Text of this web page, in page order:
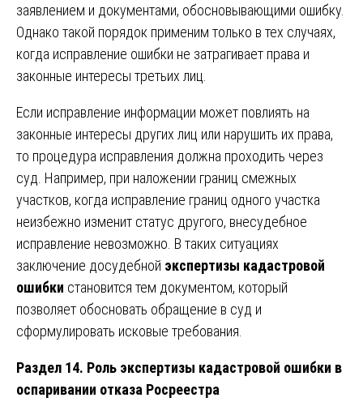
заявлением и документами, обосновывающими ошибку.
Однако такой порядок применим только в тех случаях,
когда исправление ошибки не затрагивает права и
законные интересы третьих лиц.
Если исправление информации может повлиять на
законные интересы других лиц или нарушить их права,
то процедура исправления должна проходить через
суд. Например, при наложении границ смежных
участков, когда исправление границ одного участка
неизбежно изменит статус другого, внесудебное
исправление невозможно. В таких ситуациях
заключение досудебной экспертизы кадастровой
ошибки становится тем документом, который
позволяет обосновать обращение в суд и
сформулировать исковые требования.
Раздел 14. Роль экспертизы кадастровой ошибки в
оспаривании отказа Росреестра